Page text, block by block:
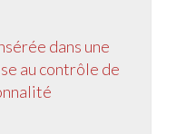
dans une
au contrôle de